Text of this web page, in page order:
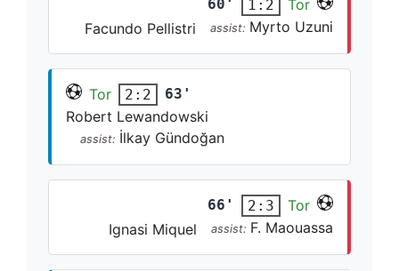
60' 1:2
Tor
Facundo Pellistri
assist: Myrto Uzuni
Tor 2:2 63'
Robert Lewandowski
assist: İlkay Gündoğan
66' 2:3
Tor
Ignasi Miquel
assist: F. Maouassa